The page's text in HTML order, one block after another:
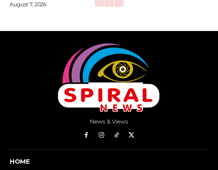
August 7, 2026
News & Views
HOME